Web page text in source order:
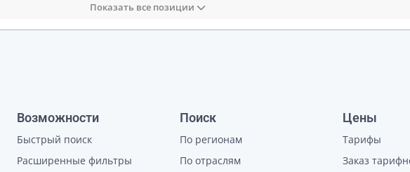
Показать все позиции
Возможности
Быстрый поиск
Расширенные фильтры
Поиск
По регионам
По отраслям
Цены
Тарифы
Заказ